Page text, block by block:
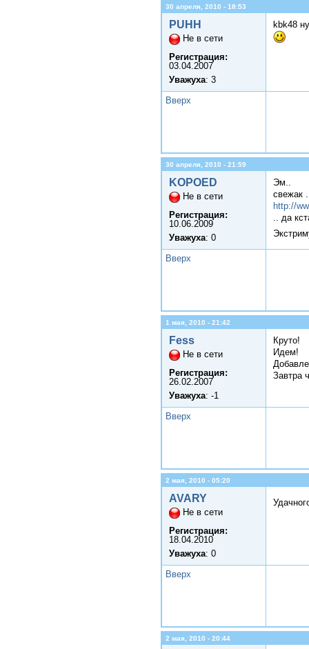
30 апреля, 2010 - 18:53
PUHH
Не в сети
Регистрация:
03.04.2007
Уважуха: 3
kbk48
Вверх
30 апреля, 2010 - 21:59
KOPOED
Не в сети
Регистрация:
10.06.2009
Уважуха: 0
Эм..
свежак
http://
.. да
Вверх
1 мая, 2010 - 21:42
Fess
Не в сети
Регистрация:
26.02.2007
Уважуха: -1
Круто!
Идем!
Завтра
Вверх
2 мая, 2010 - 05:20
AVARY
Не в сети
Регистрация:
18.04.2010
Уважуха: 0
Вверх
2 мая, 2010 - 20:44